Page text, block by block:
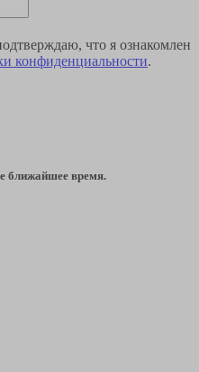
что я ознакомлен
конфиденциальности.
ближайшее время.